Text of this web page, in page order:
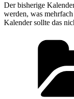
Der bisherige
werden, was
Kalender sollte das